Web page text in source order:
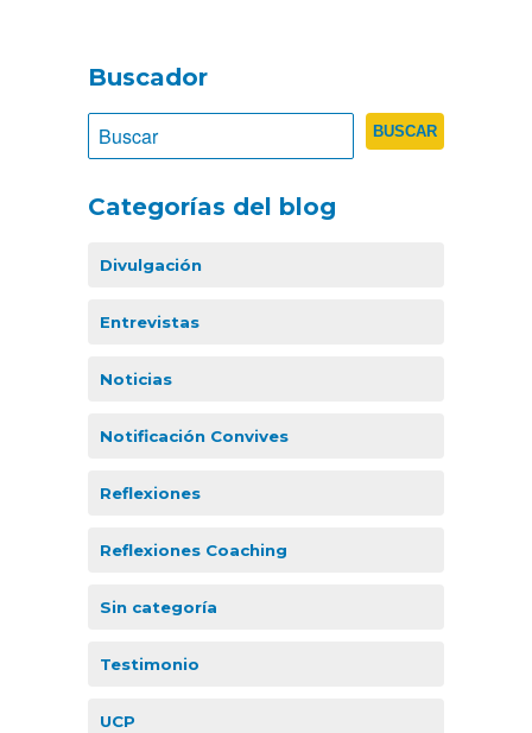
Buscador
Categorías del blog
Divulgación
Entrevistas
Noticias
Notificación Convives
Reflexiones
Reflexiones Coaching
Sin categoría
Testimonio
UCP